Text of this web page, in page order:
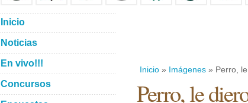
Inicio » Imágenes » Perro,
Perro, le
Inicio
Noticias
En vivo!!!
Concursos